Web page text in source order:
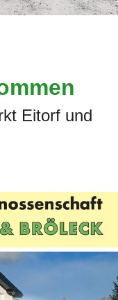
Eitorf und